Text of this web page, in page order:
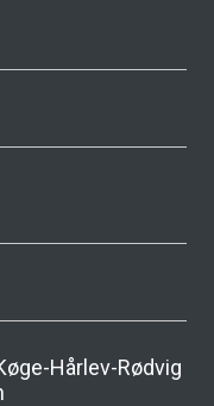
Hårlev-Rødvig